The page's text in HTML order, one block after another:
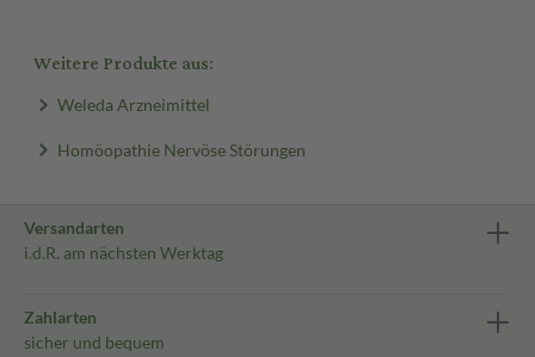
Weitere Produkte aus:
Weleda Arzneimittel
Homöopathie Nervöse Störungen
Versandarten
i.d.R. am nächsten Werktag
Zahlarten
sicher und bequem